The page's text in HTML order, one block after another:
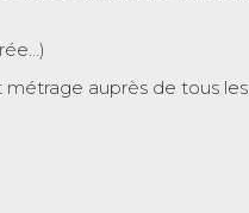
métrage auprès de tous les